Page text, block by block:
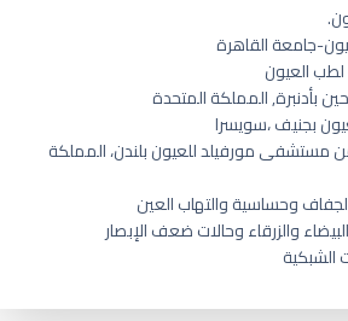
جامعة القاهرة
العيون
بأدنبرة, المملكة المتحدة
بجنيف ،سويسرا
مستشفى مورفيلد للعيون بلندن، المملكة
وحساسية والتهاب العين
والزرقاء وحالات ضعف الإبصار
الشبكية
للاطفال